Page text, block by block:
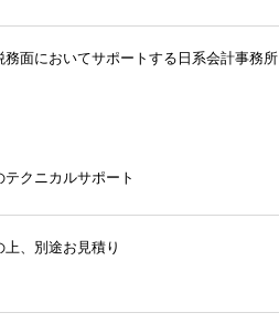
面においてサポートする日系会計事務所
クニカルサポート
、別途お見積り